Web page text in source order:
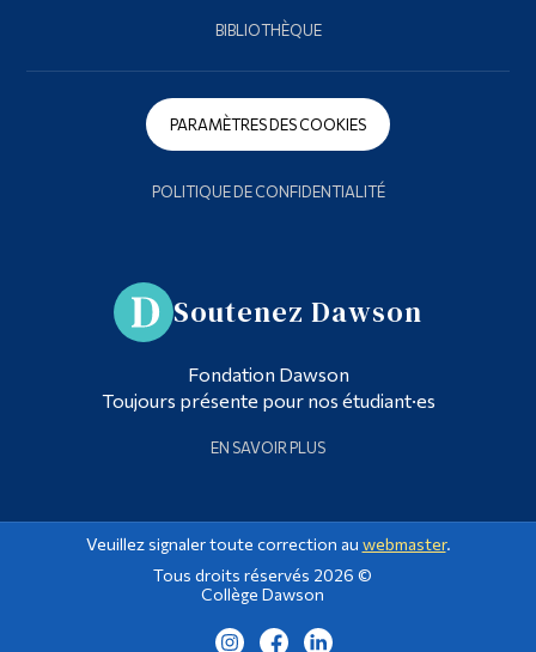
BIBLIOTHÈQUE
PARAMÈTRES DES COOKIES
POLITIQUE DE CONFIDENTIALITÉ
Soutenez Dawson
Fondation Dawson
Toujours présente pour nos étudiant·es
EN SAVOIR PLUS
Veuillez signaler toute correction au webmaster.
Tous droits réservés 2026 ©
Collège Dawson